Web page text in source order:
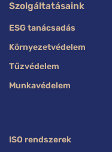
Szolgáltatásaink
ESG tanácsadás
Környezetvédelem
Tűzvédelem
Munkavédelem
ISO rendszerek